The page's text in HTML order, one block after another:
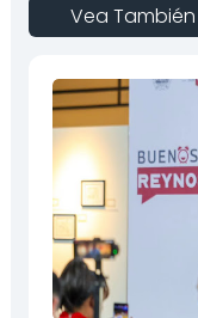
Vea También